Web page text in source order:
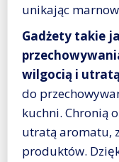
unikając
Gadżety takie
wilgocią i
do
kuchni. Chronią
utratą aromatu,
produktów.